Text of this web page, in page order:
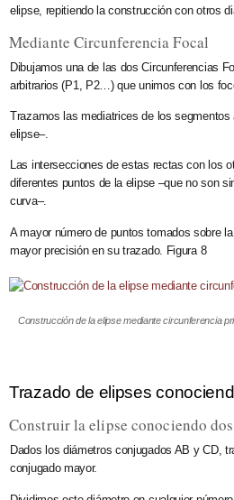
elipse, repitiendo la construcción con otros
Mediante Circunferencia Focal
Dibujamos una de las dos Circunferencias
arbitrarios (P1, P2…) que unimos con los
Trazamos las mediatrices de los
elipse–.
Las intersecciones de estas rectas con los
diferentes puntos de la elipse –que no son
curva–.
A mayor número de puntos tomados sobre
mayor precisión en su trazado. Figura 8
Construcción de la elipse mediante circunferencia
Trazado de elipses
Construir la elipse conociendo
Dados los diámetros conjugados AB y CD,
conjugado mayor.